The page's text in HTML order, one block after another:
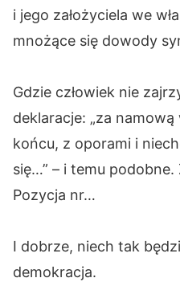
i jego założyciela we
mnożące się dowody
Gdzie człowiek nie
deklaracje: „za
końcu, z oporami i
się…” – i temu
Pozycja nr…
I dobrze, niech tak
demokracja.